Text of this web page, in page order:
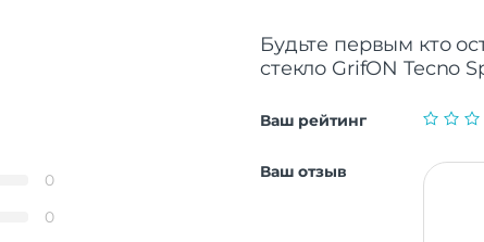
0
0
Будьте первым кто
cтекло GrifON Tecno
Ваш рейтинг
Ваш отзыв